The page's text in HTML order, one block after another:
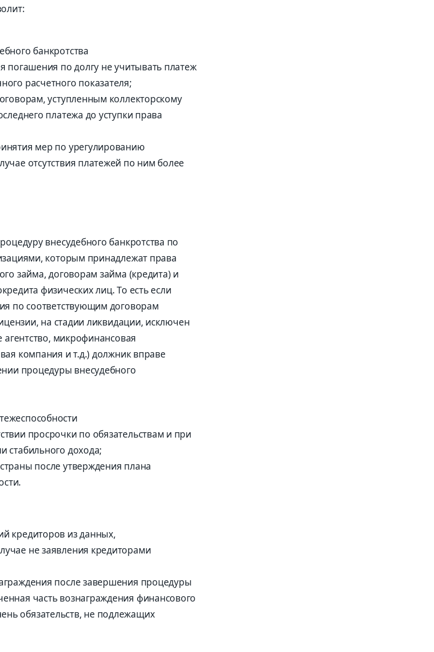
банкротства
погашения по долгу не учитывать платеж
расчетного показателя;
уступленным коллекторскому
платежа до уступки права
мер по урегулированию
отсутствия платежей по ним более
внесудебного банкротства по
которым принадлежат права
займа, договорам займа (кредита) и
физических лиц. То есть если
по соответствующим договорам
на стадии ликвидации, исключен
микрофинансовая
компания и т.д.) должник вправе
процедуры внесудебного
просрочки по обязательствам и при
стабильного дохода;
после утверждения плана
кредиторов из данных,
не заявления кредиторами
после завершения процедуры
часть вознаграждения финансового
обязательств, не подлежащих